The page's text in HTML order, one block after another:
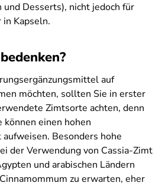
und Desserts), nicht jedoch für
Kapseln.
auf
möchten, sollten Sie in erster
Zimtsorte achten, denn
können einen hohen
Besonders hohe
der Verwendung von Cassia-Zimt
und arabischen Ländern
zu erwarten, eher